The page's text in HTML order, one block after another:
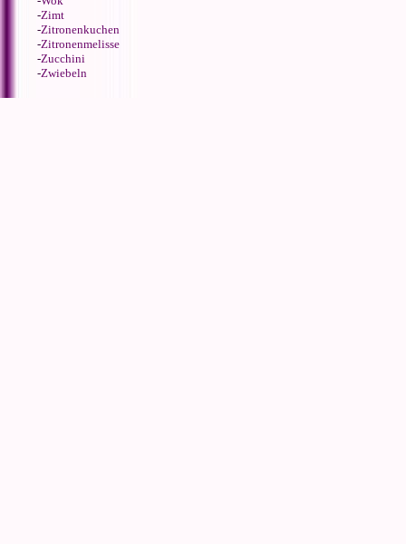
-Zimt
-Zitronenkuchen
-Zitronenmelisse
-Zucchini
-Zwiebeln